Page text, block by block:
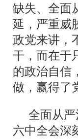
缺失、全面
延，严重威
政党来讲，
干，而在于
的政治自信
做，赢得了
全面从
六中全会深